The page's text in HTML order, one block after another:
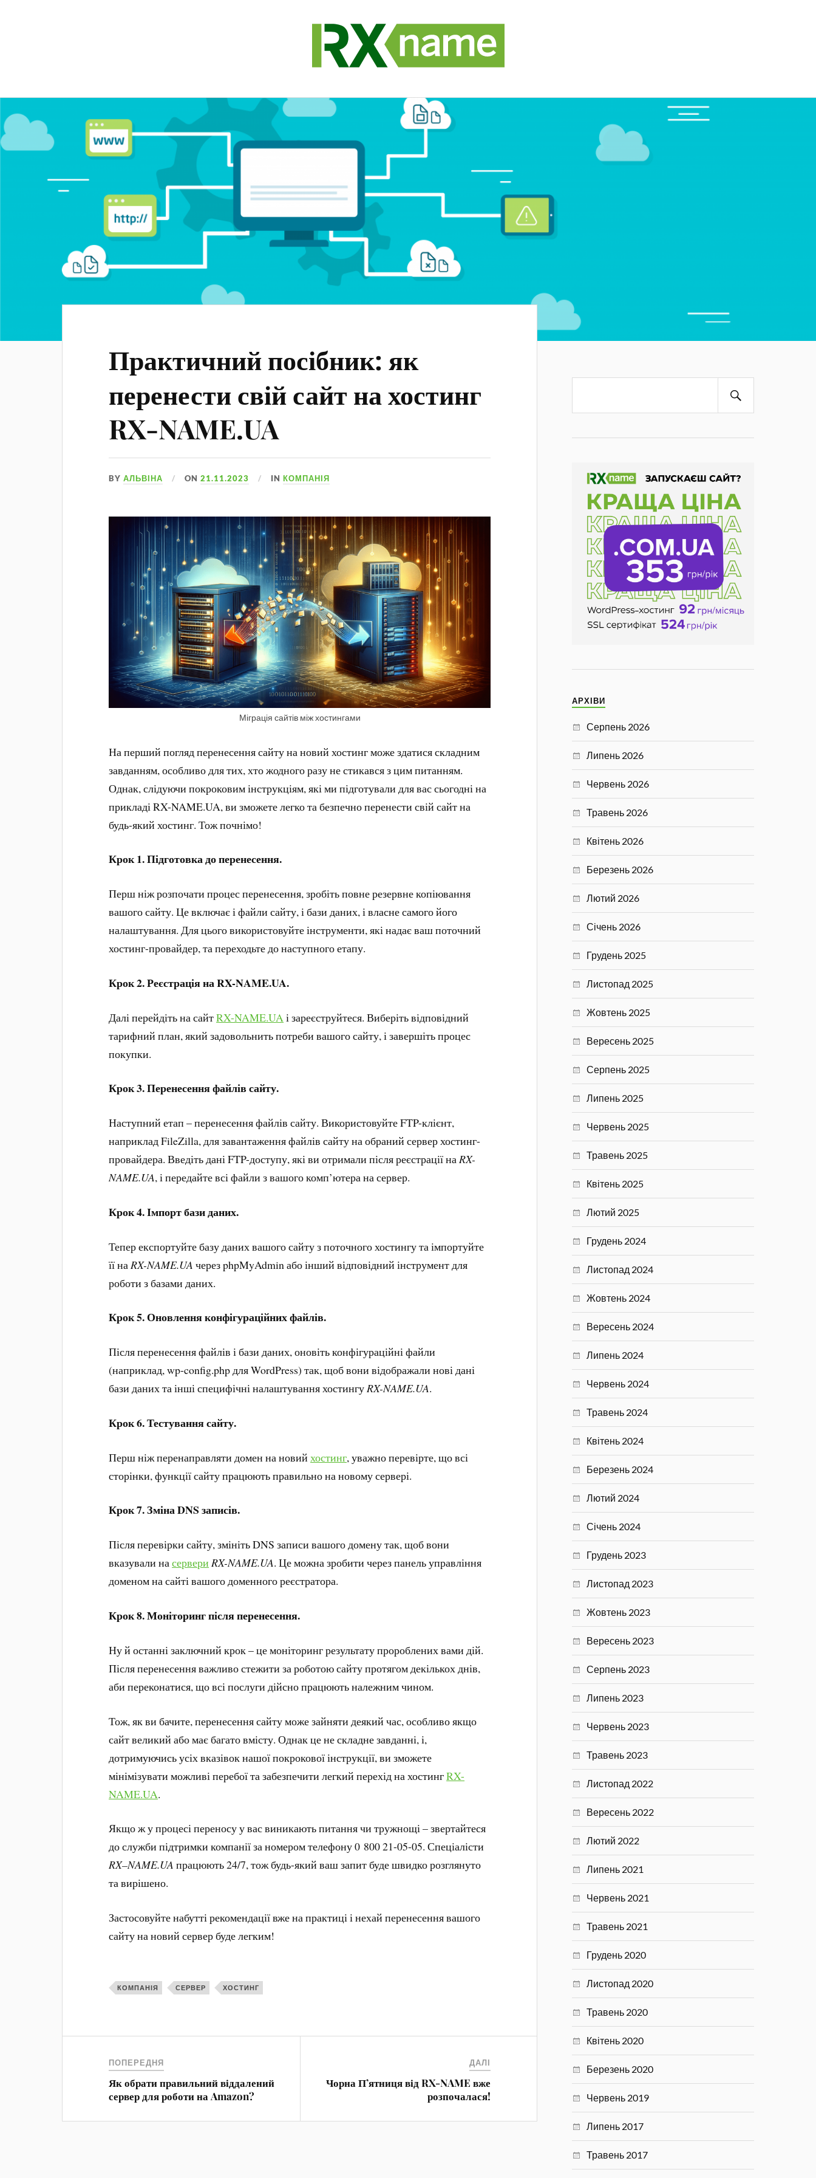
Практичний посібник: як
перенести свій сайт на хостинг
RX-NAME.UA
BYАЛЬВІНА ON21.11.2023 INКОМПАНІЯ
Міграція сайтів між хостингами
На перший погляд перенесення сайту на новий хостинг може здатися складним
завданням, особливо для тих, хто жодного разу не стикався з цим питанням.
Однак, слідуючи покроковим інструкціям, які ми підготували для вас сьогодні на
прикладі RX-NAME.UA, ви зможете легко та безпечно перенести свій сайт на
будь-який хостинг. Тож почнімо!
Крок 1. Підготовка до перенесення.
Перш ніж розпочати процес перенесення, зробіть повне резервне копіювання
вашого сайту. Це включає і файли сайту, і бази даних, і власне самого його
налаштування. Для цього використовуйте інструменти, які надає ваш поточний
хостинг-провайдер, та переходьте до наступного етапу.
Крок 2. Реєстрація на RX-NAME.UA.
Далі перейдіть на сайтRX-NAME.UA і зареєструйтеся. Виберіть відповідний
тарифний план, який задовольнить потреби вашого сайту, і завершіть процес
покупки.
Крок 3. Перенесення файлів сайту.
Наступний етап – перенесення файлів сайту. Використовуйте FTP-клієнт,
наприклад FileZilla, для завантаження файлів сайту на обраний сервер хостинг-
провайдера. Введіть дані FTP-доступу, які ви отримали після реєстрації наRX-
NAME.UA, і передайте всі файли з вашого комп’ютера на сервер.
Крок 4. Імпорт бази даних.
Тепер експортуйте базу даних вашого сайту з поточного хостингу та імпортуйте
її на RX-NAME.UA через phpMyAdmin або інший відповідний інструмент для
роботи з базами даних.
Крок 5. Оновлення конфігураційних файлів.
Після перенесення файлів і бази даних, оновіть конфігураційні файли
(наприклад, wp-config.php для WordPress) так, щоб вони відображали нові дані
бази даних та інші специфічні налаштування хостингуRX-NAME.UA.
Крок 6. Тестування сайту.
Перш ніж перенаправляти домен на новийхостинг, уважно перевірте, що всі
сторінки, функції сайту працюють правильно на новому сервері.
Крок 7. Зміна DNS записів.
Після перевірки сайту, змініть DNS записи вашого домену так, щоб вони
вказували насервери RX-NAME.UA. Це можна зробити через панель управління
доменом на сайті вашого доменного реєстратора.
Крок 8. Моніторинг після перенесення.
Ну й останні заключний крок – це моніторинг результату пророблених вами дій.
Після перенесення важливо стежити за роботою сайту протягом декількох днів,
аби переконатися, що всі послуги дійсно працюють належним чином.
Тож, як ви бачите, перенесення сайту може зайняти деякий час, особливо якщо
сайт великий або має багато вмісту. Однак це не складне завданні, і,
дотримуючись усіх вказівок нашої покрокової інструкції, ви зможете
мінімізувати можливі перебої та забезпечити легкий перехід на хостингRX-
NAME.UA.
Якщо ж у процесі переносу у вас виникають питання чи тружнощі – звертайтеся
до служби підтримки компанії за номером телефону 0 800 21-05-05. Спеціалісти
RX–NAME.UA працюють 24/7, тож будь-який ваш запит буде швидко розглянуто
та вирішено.
Застосовуйте набутті рекомендації вже на практиці і нехай перенесення вашого
сайту на новий сервер буде легким!
КОМПАНІЯ СЕРВЕР ХОСТИНГ
ПОПЕРЕДНЯ
Як обрати правильний віддалений
сервер для роботи на Amazon?
ДАЛІ
Чорна П’ятниця від RX-NAME вже
розпочалася!
АРХІВИ
Серпень 2026
Липень 2026
Червень 2026
Травень 2026
Квітень 2026
Березень 2026
Лютий 2026
Січень 2026
Грудень 2025
Листопад 2025
Жовтень 2025
Вересень 2025
Серпень 2025
Липень 2025
Червень 2025
Травень 2025
Квітень 2025
Лютий 2025
Грудень 2024
Листопад 2024
Жовтень 2024
Вересень 2024
Липень 2024
Червень 2024
Травень 2024
Квітень 2024
Березень 2024
Лютий 2024
Січень 2024
Грудень 2023
Листопад 2023
Жовтень 2023
Вересень 2023
Серпень 2023
Липень 2023
Червень 2023
Травень 2023
Листопад 2022
Вересень 2022
Лютий 2022
Липень 2021
Червень 2021
Травень 2021
Грудень 2020
Листопад 2020
Травень 2020
Квітень 2020
Березень 2020
Червень 2019
Липень 2017
Травень 2017